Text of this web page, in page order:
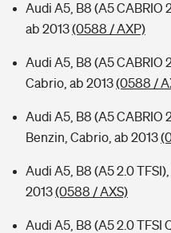
Audi A5, B8 (A5 CABRIO
ab 2013(0588 / AXP)
Audi A5, B8 (A5 CABRIO
Cabrio, ab 2013(0588 /
Audi A5, B8 (A5 CABRIO
Benzin, Cabrio, ab 2013
Audi A5, B8 (A5 2.0
2013(0588 / AXS)
Audi A5, B8 (A5 2.0 TFSI